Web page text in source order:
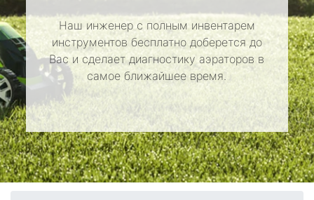
Наш инженер с полным инвентарем
инструментов бесплатно доберется до
Вас и сделает диагностику аэраторов в
самое ближайшее время.